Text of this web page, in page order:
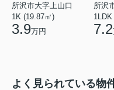
所沢市大字上山口
1K (19.87㎡)
3.9万円
所沢
7.2
よく見られている物